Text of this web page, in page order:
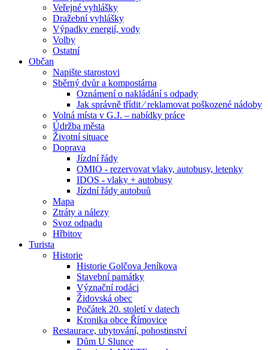
Veřejné vyhlášky
Dražební vyhlášky
Výpadky energií, vody
Volby
Ostatní
Občan
Napište starostovi
Sběrný dvůr a kompostárna
Oznámení o nakládání s odpady
Jak správně třídit ⁄ reklamovat poškozené nádoby
Volná místa v G.J. – nabídky práce
Údržba města
Životní situace
Doprava
Jízdní řády
OMIO - rezervovat vlaky, autobusy, letenky
IDOS - vlaky + autobusy
Jízdní řády autobuů
Mapa
Ztráty a nálezy
Svoz odpadu
Hřbitov
Turista
Historie
Historie Golčova Jeníkova
Stavební památky
Význační rodáci
Židovská obec
Počátek 20. století v datech
Kronika obce Římovice
Restaurace, ubytování, pohostinství
Dům U Slunce